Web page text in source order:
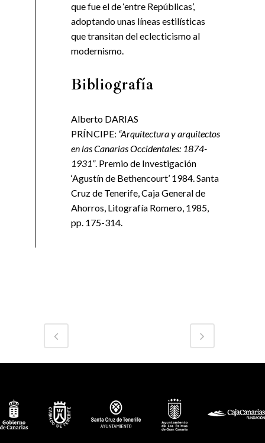
que fue el de ‘entre Repúblicas’,
adoptando unas líneas estilísticas
que transitan del eclecticismo al
modernismo.
Bibliografía
Alberto DARIAS
PRÍNCIPE: “Arquitectura y arquitectos
en las Canarias Occidentales: 1874-
1931”. Premio de Investigación
‘Agustín de Bethencourt’ 1984. Santa
Cruz de Tenerife, Caja General de
Ahorros, Litografía Romero, 1985,
pp. 175-314.